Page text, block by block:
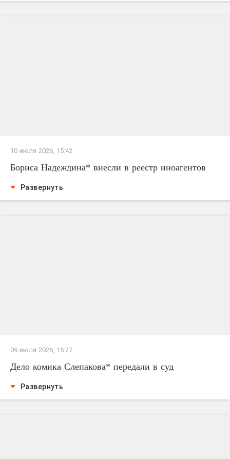
10 июля 2026, 15:42
Бориса Надеждина* внесли в реестр иноагентов
Развернуть
09 июля 2026, 15:27
Дело комика Слепакова* передали в суд
Развернуть